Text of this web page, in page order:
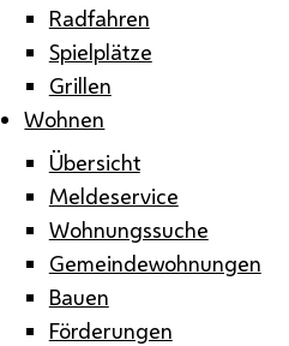
Radfahren
Spielplätze
Grillen
Wohnen
Übersicht
Meldeservice
Wohnungssuche
Gemeindewohnungen
Bauen
Förderungen